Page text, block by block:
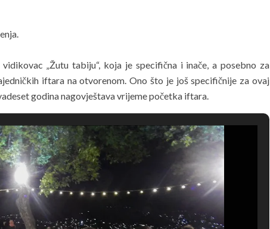
„Žutu tabiju“, koja je specifična i inače, a posebno za
iftara na otvorenom. Ono što je još specifičnije za ovaj
godina nagovještava vrijeme početka iftara.